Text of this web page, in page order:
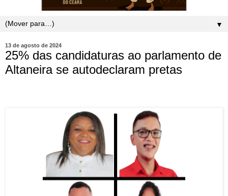
▼
13 de agosto de 2024
25% das candidaturas ao parlamento de
Altaneira se autodeclaram pretas